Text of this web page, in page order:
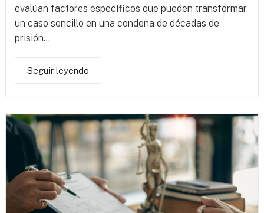
evalúan factores específicos que pueden transformar
un caso sencillo en una condena de décadas de
prisión...
Seguir leyendo